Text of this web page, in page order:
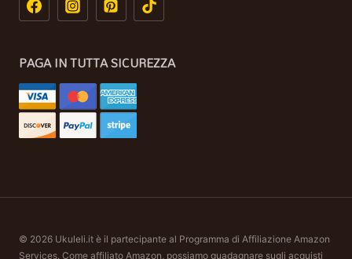
PAGA IN TUTTA SICUREZZA
© 2026 Ukuleli.it è il partecipante al Programma di Affiliazione Amazon
Services. Come affiliato Amazon, possiamo guadagnare sugli acquisti